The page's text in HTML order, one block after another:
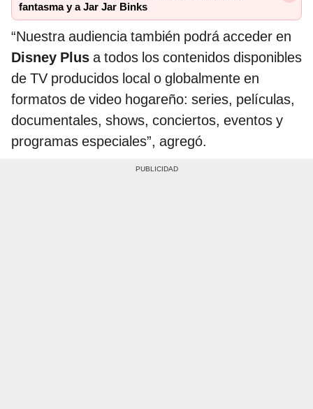
fantasma y a Jar Jar Binks
“Nuestra audiencia también podrá acceder en
Disney Plus a todos los contenidos disponibles
de TV producidos local o globalmente en
formatos de video hogareño: series, películas,
documentales, shows, conciertos, eventos y
programas especiales”, agregó.